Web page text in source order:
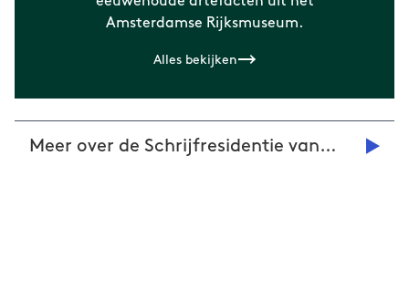
Amsterdamse Rijksmuseum.
Alles bekijken
Meer over de Schrijfresidentie van